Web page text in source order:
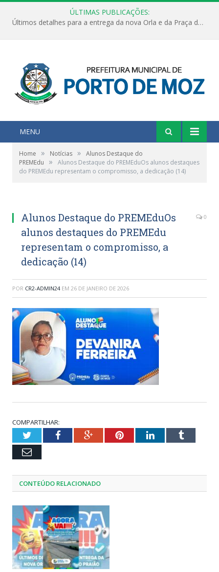
ÚLTIMAS PUBLICAÇÕES:
Últimos detalhes para a entrega da nova Orla e da Praça do Praião
MENU
Home » Notícias »
Alunos Destaque do
PREMEdu
»
Alunos Destaque do PREMEduOs alunos destaques
do PREMEdu representam o compromisso, a dedicação (14)
Alunos Destaque do PREMEduOs
alunos destaques do PREMEdu
representam o compromisso, a
dedicação (14)
0
POR CR2-ADMIN24 EM 26 DE JANEIRO DE 2026
COMPARTILHAR:
TwitterFacebookGoogle+PinterestLinkedInTumblr
Email
CONTEÚDO RELACIONADO